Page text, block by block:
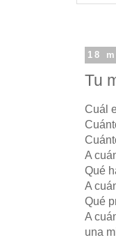
18
Tu
Cuál
A
Qué
A
Qué
A
una